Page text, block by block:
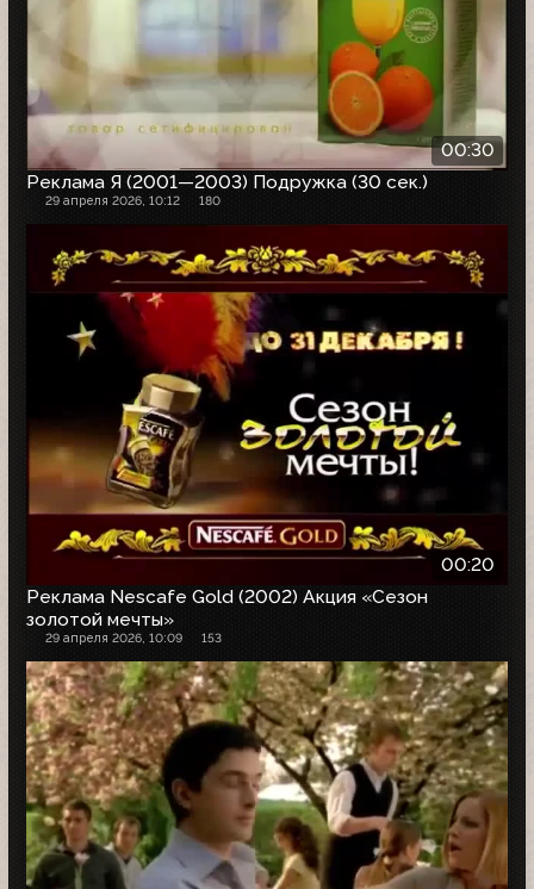
00:30
Реклама Я (2001—2003) Подружка (30 сек.)
29 апреля 2026, 10:12 180
00:20
Реклама Nescafe Gold (2002) Акция «Сезон
золотой мечты»
29 апреля 2026, 10:09 153